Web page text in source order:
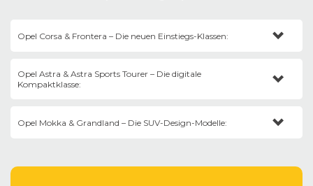
Opel Corsa & Frontera – Die neuen Einstiegs-Klassen:
neueFronteraals robuster Kompakt-SUV maximales Ladevolumen
zum Einstiegspreis bietet.
oder 136 PS. Er kombiniert spritzigen Durchzug mit dem integrierten
Opel Automatikgetriebe (6-Gang-Doppelkupplung) für spürbare
Opel Astra & Astra Sports Tourer – Die digitale
Kompaktklasse:
Licht und Ergonomie im Cockpit (Pure Panel).
zertifizierten AGR-Sitzen.
Opel Mokka & Grandland – Die SUV-Design-Modelle: